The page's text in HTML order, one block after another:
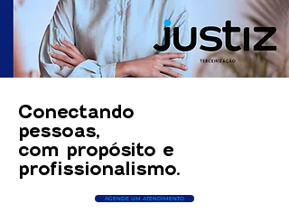
Conectando
pessoas,
com propósito e
profissionalismo.
AGENDE UM ATENDIMENTO